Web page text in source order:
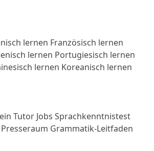
lernen Französisch lernen
lernen Portugiesisch lernen
lernen Koreanisch lernen
Tutor Jobs Sprachkenntnistest
Presseraum Grammatik-Leitfaden